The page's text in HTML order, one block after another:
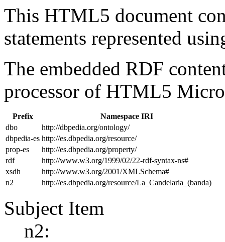
This HTML5 document
statements represented
The embedded RDF
processor of HTML5
Prefix
Namespace IRI
dbo
http://dbpedia.org/ontology/
dbpedia-es http://es.dbpedia.org/resource/
prop-es
http://es.dbpedia.org/property/
rdf
http://www.w3.org/1999/02/22-rdf-syntax-ns#
xsdh
http://www.w3.org/2001/XMLSchema#
n2
http://es.dbpedia.org/resource/La_Candelaria_(banda)
Subject Item
n2: